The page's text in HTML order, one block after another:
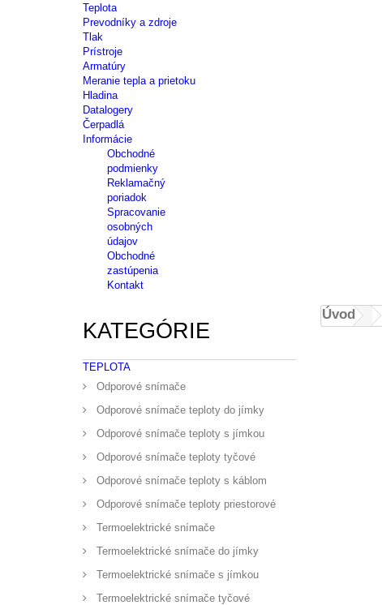
Teplota
Prevodníky a zdroje
Tlak
Prístroje
Armatúry
Meranie tepla a prietoku
Hladina
Datalogery
Čerpadlá
Informácie
Obchodné
podmienky
Reklamačný
poriadok
Spracovanie
osobných
údajov
Obchodné
zastúpenia
Kontakt
KATEGÓRIE
TEPLOTA
Odporové snímače
Odporové snímače teploty do jímky
Odporové snímače teploty s jímkou
Odporové snímače teploty tyčové
Odporové snímače teploty s káblom
Odporové snímače teploty priestorové
Termoelektrické snímače
Termoelektrické snímače do jímky
Termoelektrické snímače s jímkou
Termoelektrické snímače tyčové
Úvod